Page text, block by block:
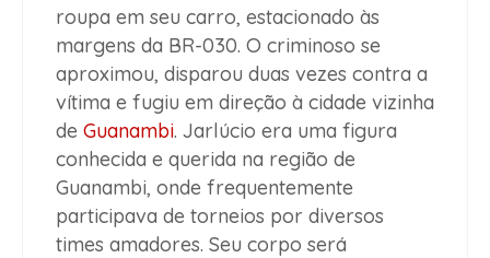
roupa em seu carro, estacionado às
margens da BR-030. O criminoso se
aproximou, disparou duas vezes contra a
vítima e fugiu em direção à cidade vizinha
de Guanambi. Jarlúcio era uma figura
conhecida e querida na região de
Guanambi, onde frequentemente
participava de torneios por diversos
times amadores. Seu corpo será